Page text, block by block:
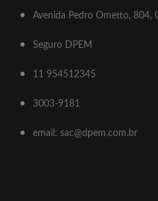
Avenida Pedro Ometto, 804,
Seguro DPEM
11 954512345
3003-9181
email: sac@dpem.com.br